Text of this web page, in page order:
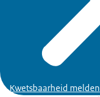
Kwetsbaarheid melden